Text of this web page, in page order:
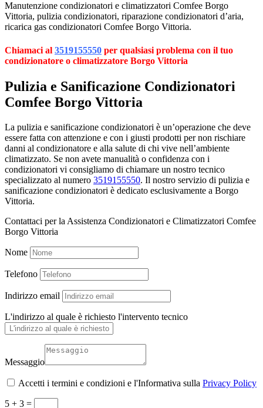
Manutenzione condizionatori e climatizzatori Comfee Borgo
Vittoria, pulizia condizionatori, riparazione condizionatori d’aria,
ricarica gas condizionatori Comfee Borgo Vittoria.
Chiamaci al 3519155550 per qualsiasi problema con il tuo
condizionatore o climatizzatore Borgo Vittoria
Pulizia e Sanificazione Condizionatori
Comfee Borgo Vittoria
La pulizia e sanificazione condizionatori è un’operazione che deve
essere fatta con attenzione e con i giusti prodotti per non rischiare
danni al condizionatore e alla salute di chi vive nell’ambiente
climatizzato. Se non avete manualità o confidenza con i
condizionatori vi consigliamo di chiamare un nostro tecnico
specializzato al numero 3519155550. Il nostro servizio di pulizia e
sanificazione condizionatori è dedicato esclusivamente a Borgo
Vittoria.
Contattaci per la Assistenza Condizionatori e Climatizzatori Comfee
Borgo Vittoria
Nome
Telefono
Indirizzo email
L'indirizzo al quale è richiesto l'intervento tecnico
Messaggio
Accetti i termini e condizioni e l'Informativa sulla Privacy Policy
5 + 3 =